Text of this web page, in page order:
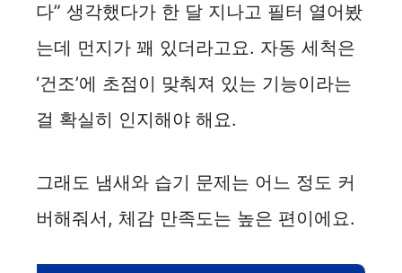
다” 생각했다가 한 달 지나고 필터 열어봤
는데 먼지가 꽤 있더라고요. 자동 세척은
‘건조’에 초점이 맞춰져 있는 기능이라는
걸 확실히 인지해야 해요.
그래도 냄새와 습기 문제는 어느 정도 커
버해줘서, 체감 만족도는 높은 편이에요.